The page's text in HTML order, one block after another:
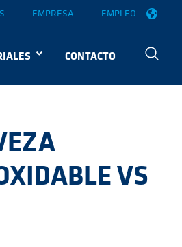
EMPRESA EMPLEO
CONTACTO
VS